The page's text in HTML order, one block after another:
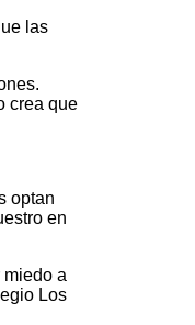
las
crea que
optan
en
a
Los